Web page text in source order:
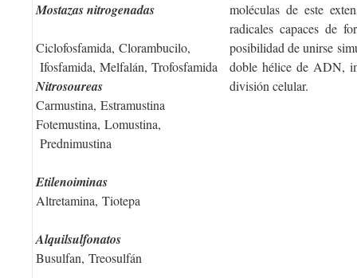
Mostazas nitrogenadas
Ciclofosfamida, Clorambucilo,
Ifosfamida, Melfalán, Trofosfamida
Nitrosoureas
Carmustina, Estramustina
Fotemustina, Lomustina,
Prednimustina
Etilenoiminas
Altretamina, Tiotepa
Alquilsulfonatos
Busulfan, Treosulfán
moléculas de este
radicales capaces de
posibilidad de unirse
doble hélice de ADN,
división celular.